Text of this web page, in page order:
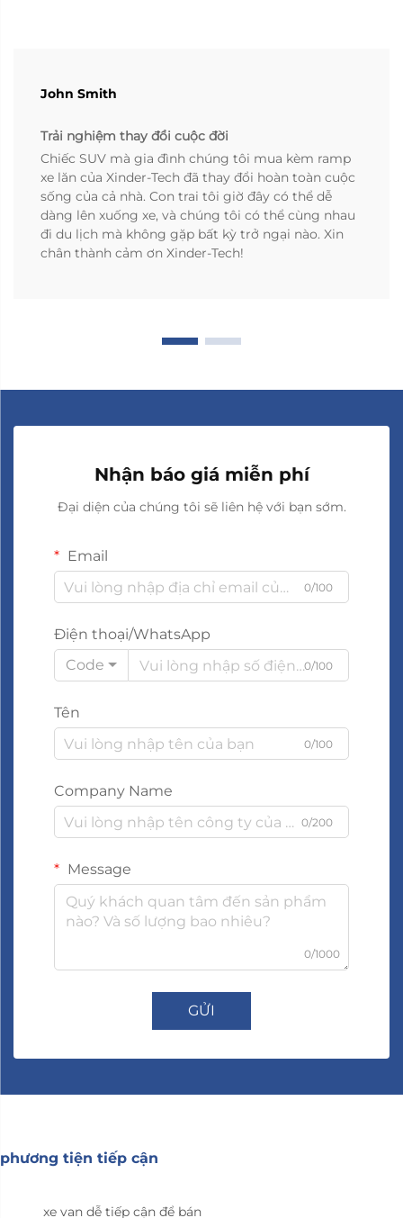
John Smith
Trải nghiệm thay đổi cuộc đời
Chiếc SUV mà gia đình chúng tôi mua kèm ramp
xe lăn của Xinder-Tech đã thay đổi hoàn toàn cuộc
sống của cả nhà. Con trai tôi giờ đây có thể dễ
dàng lên xuống xe, và chúng tôi có thể cùng nhau
đi du lịch mà không gặp bất kỳ trở ngại nào. Xin
chân thành cảm ơn Xinder-Tech!
Nhận báo giá miễn phí
Đại diện của chúng tôi sẽ liên hệ với bạn sớm.
Email
0/100
Điện thoại/WhatsApp
Code
0/100
Tên
0/100
Company Name
0/200
Message
0/1000
GỬI
phương tiện tiếp cận
xe van dễ tiếp cận để bán